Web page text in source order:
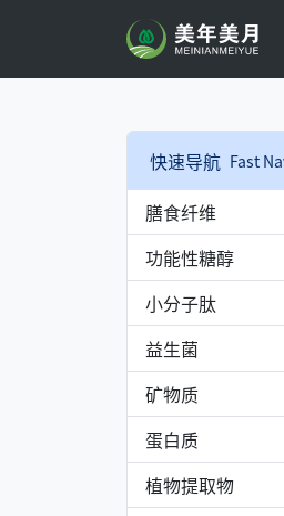
快速导航 Fast
膳食纤维
功能性糖醇
小分子肽
益生菌
矿物质
蛋白质
植物提取物